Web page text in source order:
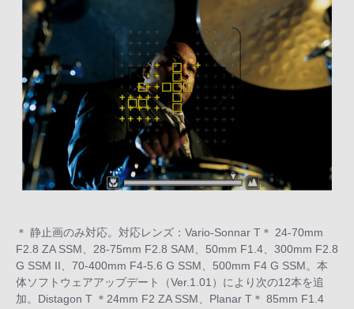
＊ 静止画のみ対応。対応レンズ：Vario-Sonnar T＊ 24-70mm
F2.8 ZA SSM、28-75mm F2.8 SAM、50mm F1.4、300mm F2.8
G SSM II、70-400mm F4-5.6 G SSM、500mm F4 G SSM。本
体ソフトウェアアップデート（Ver.1.01）により次の12本を追
加。Distagon T ＊24mm F2 ZA SSM、Planar T＊ 85mm F1.4